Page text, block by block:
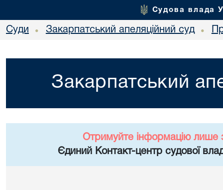
Судова влада
Суди • Закарпатський апеляційний суд •
Закарпатський
Отримуйте інформацію лише
Єдиний Контакт-центр судової